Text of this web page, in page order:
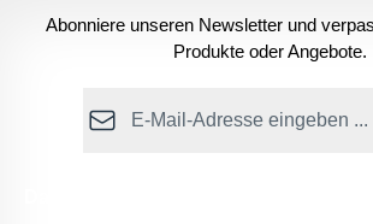
Abonniere unseren Newsletter und
Produkte oder Angebote.
E-Mail-